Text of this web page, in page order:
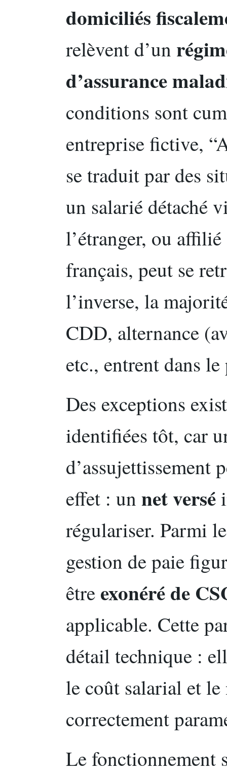
domiciliés
relèvent d’un
d’assurance
conditions sont
entreprise fictive,
se traduit par des
un salarié détaché
l’étranger, ou
français, peut se
l’inverse, la
CDD, alternance
etc., entrent dans
Des exceptions
identifiées tôt, car
d’assujettissement
effet : un net versé
régulariser. Parmi
gestion de paie
être exonéré de
applicable. Cette
détail technique :
le coût salarial et
correctement
Le fonctionnement